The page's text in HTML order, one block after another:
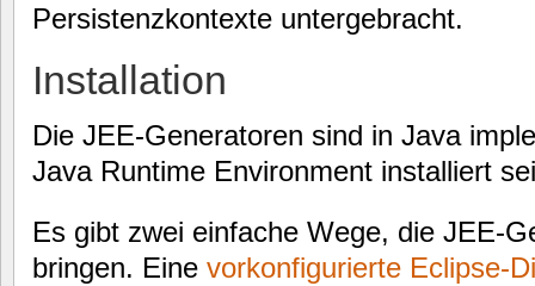
Persistenzkontexte untergebracht.
Installation
Die JEE-Generatoren sind in Java
Java Runtime Environment installiert
Es gibt zwei einfache Wege, die JEE-
bringen. Eine vorkonfigurierte Eclipse-